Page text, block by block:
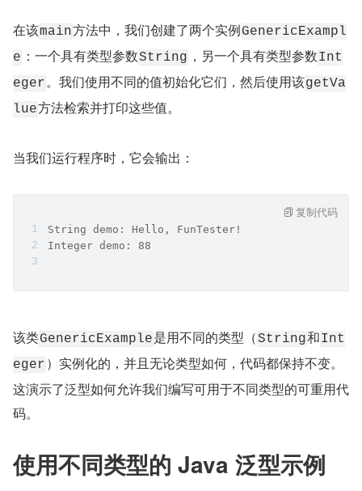
在该main方法中，我们创建了两个实例GenericExampl
e ：一个具有类型参数String ，另一个具有类型参数Int
eger。我们使用不同的值初始化它们，然后使用该getVa
lue方法检索并打印这些值。
当我们运行程序时，它会输出：
String demo: Hello, FunTester!
Integer demo: 88
复制代码
该类GenericExample是用不同的类型（String和Int
eger ）实例化的，并且无论类型如何，代码都保持不变。
这演示了泛型如何允许我们编写可用于不同类型的可重用代
码。
使用不同类型的 Java 泛型示例